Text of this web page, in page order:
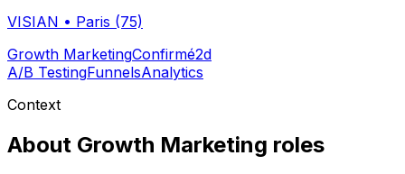
VISIAN • Paris (75)
Growth MarketingConfirmé2d
A/B TestingFunnelsAnalytics
Context
About Growth Marketing roles